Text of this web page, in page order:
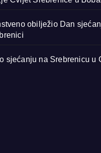
obilježio Dan
sjećanju na Srebrenicu u